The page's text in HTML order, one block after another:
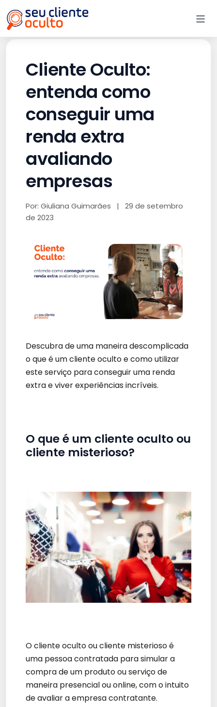
Cliente Oculto:
entenda como
conseguir uma
renda extra
avaliando
empresas
Por: Giuliana Guimarães |
29 de setembro
de 2023
Descubra de uma maneira descomplicada
o que é um cliente oculto e como utilizar
este serviço para conseguir uma renda
extra e viver experiências incríveis.
O que é um cliente oculto ou
cliente misterioso?
O cliente oculto ou cliente misterioso é
uma pessoa contratada para simular a
compra de um produto ou serviço de
maneira presencial ou online, com o intuito
de avaliar a empresa contratante.